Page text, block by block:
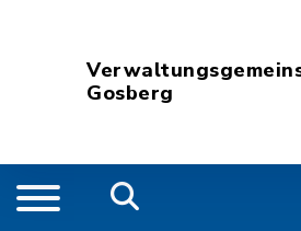
Gosberg